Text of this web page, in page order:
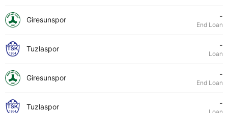
Giresunspor -
End Loan
Tuzlaspor -
Loan
Giresunspor -
End Loan
Tuzlaspor -